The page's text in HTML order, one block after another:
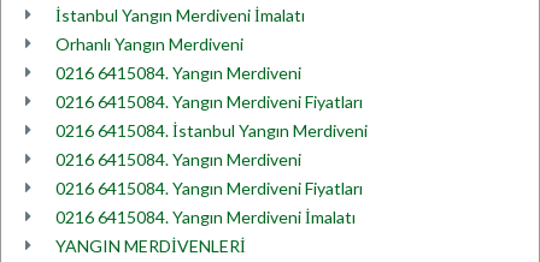
İstanbul Yangın Merdiveni İmalatı
Orhanlı Yangın Merdiveni
0216 6415084. Yangın Merdiveni
0216 6415084. Yangın Merdiveni Fiyatları
0216 6415084. İstanbul Yangın Merdiveni
0216 6415084. Yangın Merdiveni
0216 6415084. Yangın Merdiveni Fiyatları
0216 6415084. Yangın Merdiveni İmalatı
YANGIN MERDİVENLERİ